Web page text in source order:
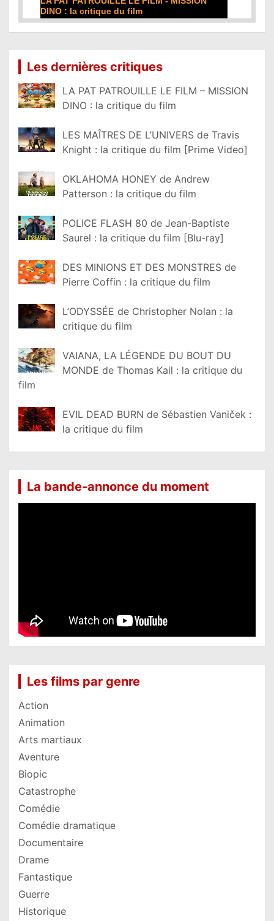
DINO : la critique du film
Les dernières critiques
LA PAT PATROUILLE LE FILM – MISSION
DINO : la critique du film
LES MAÎTRES DE L’UNIVERS de Travis
Knight : la critique du film [Prime Video]
OKLAHOMA HONEY de Andrew
Patterson : la critique du film
POLICE FLASH 80 de Jean-Baptiste
Saurel : la critique du film [Blu-ray]
DES MINIONS ET DES MONSTRES de
Pierre Coffin : la critique du film
L’ODYSSÉE de Christopher Nolan : la
critique du film
VAIANA, LA LÉGENDE DU BOUT DU
MONDE de Thomas Kail : la critique du
film
EVIL DEAD BURN de Sébastien Vaniček :
la critique du film
La bande-annonce du moment
Les films par genre
Action
Animation
Arts martiaux
Aventure
Biopic
Catastrophe
Comédie
Comédie dramatique
Documentaire
Drame
Fantastique
Guerre
Historique